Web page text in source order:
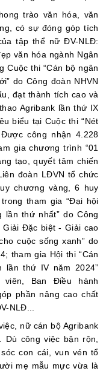
trào văn hóa, văn
có sự đóng góp tích
tập thể nữ ĐV-NLĐ:
văn hóa ngành Ngân
Cuộc thi “Cán bộ ngân
do Công đoàn NHVN
đạtthành tích cao và
Agribank lần thứ IX
biểu tại Cuộc thi“Nét
Được công nhận 4.228
gia chương trình “01
tạo, quyết tâm chiến
đoàn LĐVN tổ chức
chương vàng, 6 huy
trong tham gia “Đại hội
lần thứ nhất” do Công
Giải Đặc biệt - Giải cao
cuộc sống xanh” do
tham gia Hội thi “Cán
lần thứ IV năm 2024”
Ban Điều hành
phần nâng cao chất
NLĐ...
nữ cán bộ Agribank
công việc bận rộn,
con cái, vun vén tổ
mẹ mẫu mực vừa là